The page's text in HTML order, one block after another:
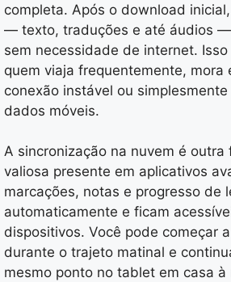
completa. Após o download
— texto, traduções e até áudios
sem necessidade de internet.
quem viaja frequentemente, mora
conexão instável ou
dados móveis.
A sincronização na nuvem é outra
valiosa presente em aplicativos
marcações, notas e progresso de
automaticamente e ficam
dispositivos. Você pode começar
durante o trajeto matinal e
mesmo ponto no tablet em casa à